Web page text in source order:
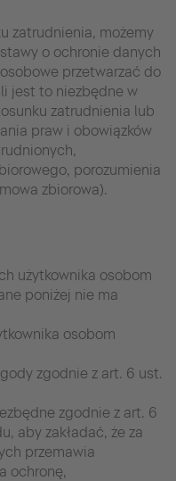
zatrudnienia, możemy
o ochronie danych
przetwarzać do
jest to niezbędne w
zatrudnienia lub
praw i obowiązków
porozumienia
zbiorowa).
użytkownika osobom
poniżej nie ma
osobom
zgodnie z art. 6 ust.
zgodnie z art. 6
aby zakładać, że za
przemawia
ochronę,